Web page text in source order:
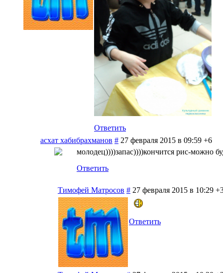
Ответить
асхат хабибрахманов # 27 февраля 2015 в 09:59 +6
молодец))))запас))))кончится рис-можно
Ответить
Тимофей Матросов # 27 февраля 2015 в 10:29
Ответить